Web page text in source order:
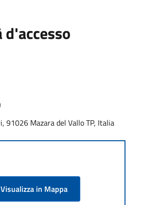
91026 Mazara del Vallo TP, Italia
Visualizza in Mappa